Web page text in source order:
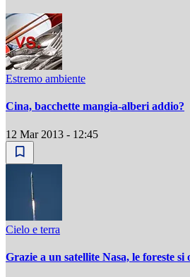
Estremo ambiente
Cina, bacchette mangia-alberi addio?
12 Mar 2013 - 12:45
Cielo e terra
Grazie a un satellite Nasa, le foreste si